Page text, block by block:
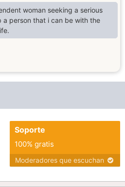
woman seeking a serious
a person that i can be with the
Soporte
100% gratis
Moderadores que escuchan